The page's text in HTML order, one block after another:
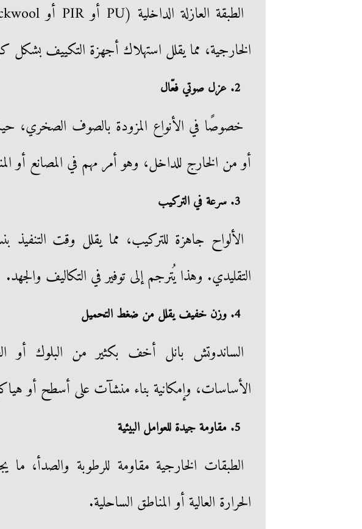
الخارجية، مما يقلل استهلاك أجهزة التكييف بشكل
2. عزل صوتي فعّال
خصوصًا في الأنواع المزودة بالصوف الصخري،
أو من الخارج للداخل، وهو أمر مهم في المصانع أو
3. سرعة في التركيب
التقليدي. وهذا يُترجم إلى توفير في التكاليف والجهد.
4. وزن خفيف يقلل من ضغط التحميل
الساندوتش بانل أخف بكثير من البلوك
الأساسات، وإمكانية بناء منشآت على أسطح أو
5. مقاومة جيدة للعوامل البيئية
الطبقات الخارجية مقاومة للرطوبة والصدأ، ما
الحرارة العالية أو المناطق الساحلية.